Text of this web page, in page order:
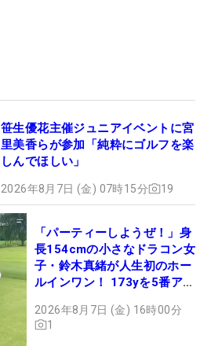
笹生優花主催ジュニアイベントに宮
里美香らが参加「純粋にゴルフを楽
しんでほしい」
2026年8月7日 (金) 07時15分 19
「パーティーしようぜ！」身
長154cmの小さなドラコン女
子・鈴木真緒が人生初のホー
ルインワン！ 173yを5番アイ
2026年8月7日 (金) 16時00分
1